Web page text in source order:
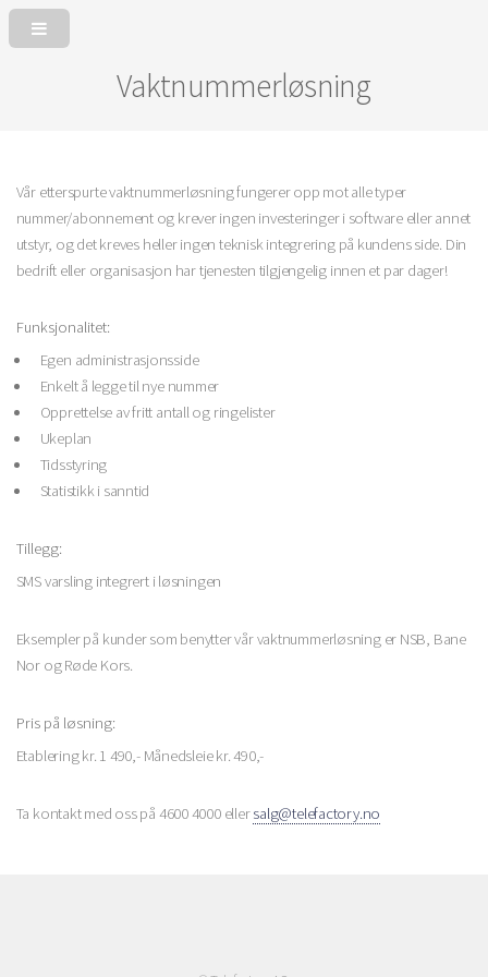
Vaktnummerløsning
Vår etterspurte vaktnummerløsning fungerer opp mot alle typer
nummer/abonnement og krever ingen investeringer i software eller annet
utstyr, og det kreves heller ingen teknisk integrering på kundens side. Din
bedrift eller organisasjon har tjenesten tilgjengelig innen et par dager!
Funksjonalitet:
Egen administrasjonsside
Enkelt å legge til nye nummer
Opprettelse av fritt antall og ringelister
Ukeplan
Tidsstyring
Statistikk i sanntid
Tillegg:
SMS varsling integrert i løsningen
Eksempler på kunder som benytter vår vaktnummerløsning er NSB, Bane
Nor og Røde Kors.
Pris på løsning:
Etablering kr. 1 490,- Månedsleie kr. 490,-
Ta kontakt med oss på 4600 4000 ellersalg@telefactory.no